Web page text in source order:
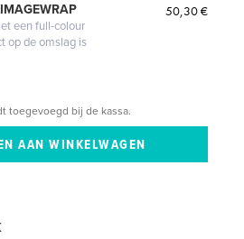
een full-colour
op de omslag is
50,30 €
toegevoegd bij de kassa.